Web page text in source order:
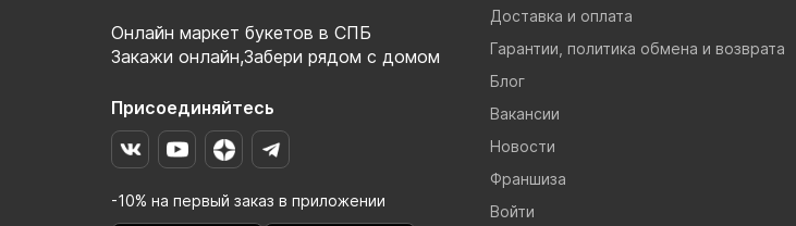
Онлайн маркет букетов в СПБ
Закажи онлайн,Забери рядом с домом
Присоединяйтесь
-10% на первый заказ в приложении
Доставка и оплата
Гарантии, политика обмена и возврата
Блог
Вакансии
Новости
Франшиза
Войти